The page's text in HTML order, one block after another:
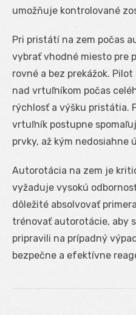
umožňuje kontrolované
Pri pristátí na zem počas
vybrať vhodné miesto pre
rovné a bez prekážok.
nad vrtuľníkom počas
rýchlosť a výšku pristátia.
vrtuľník postupne
prvky, až kým nedosiahne
Autorotácia na zem je
vyžaduje vysokú
dôležité absolvovať
trénovať autorotácie, aby
pripravili na prípadný
bezpečne a efektívne